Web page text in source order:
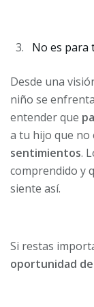
No es para
Desde una
niño se
entender que
a tu hijo que no
sentimientos.
comprendido y
siente así.
Si restas
oportunidad